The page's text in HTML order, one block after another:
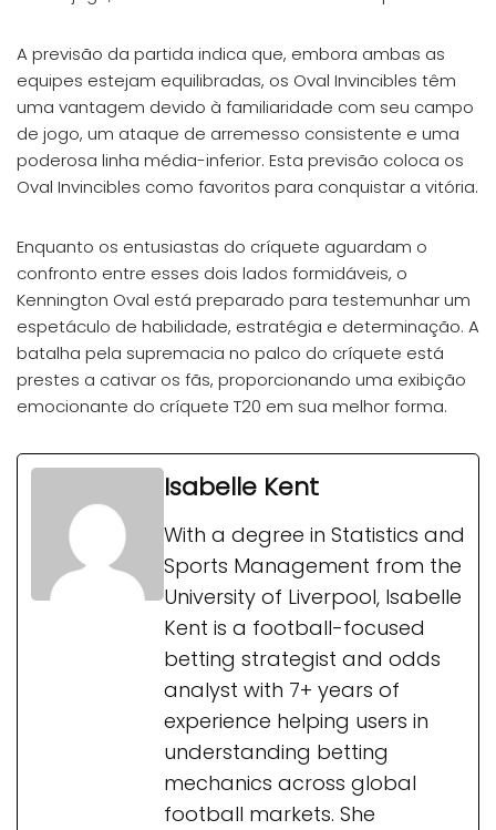
A previsão da partida indica que, embora ambas as
equipes estejam equilibradas, os Oval Invincibles têm
uma vantagem devido à familiaridade com seu campo
de jogo, um ataque de arremesso consistente e uma
poderosa linha média-inferior. Esta previsão coloca os
Oval Invincibles como favoritos para conquistar a vitória.
Enquanto os entusiastas do críquete aguardam o
confronto entre esses dois lados formidáveis, o
Kennington Oval está preparado para testemunhar um
espetáculo de habilidade, estratégia e determinação. A
batalha pela supremacia no palco do críquete está
prestes a cativar os fãs, proporcionando uma exibição
emocionante do críquete T20 em sua melhor forma.
Isabelle Kent
With a degree in Statistics and
Sports Management from the
University of Liverpool, Isabelle
Kent is a football-focused
betting strategist and odds
analyst with 7+ years of
experience helping users in
understanding betting
mechanics across global
football markets. She